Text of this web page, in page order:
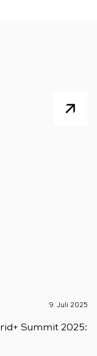
9. Juli 2025
Summit 2025: